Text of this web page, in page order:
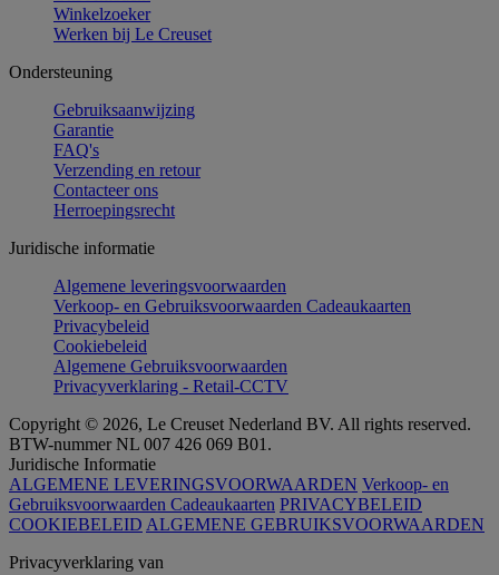
Winkelzoeker
Werken bij Le Creuset
Ondersteuning
Gebruiksaanwijzing
Garantie
FAQ's
Verzending en retour
Contacteer ons
Herroepingsrecht
Juridische informatie
Algemene leveringsvoorwaarden
Verkoop- en Gebruiksvoorwaarden Cadeaukaarten
Privacybeleid
Cookiebeleid
Algemene Gebruiksvoorwaarden
Privacyverklaring - Retail-CCTV
Copyright © 2026, Le Creuset Nederland BV. All rights reserved.
BTW-nummer NL 007 426 069 B01.
Juridische Informatie
ALGEMENE LEVERINGSVOORWAARDEN Verkoop- en
Gebruiksvoorwaarden Cadeaukaarten PRIVACYBELEID
COOKIEBELEID ALGEMENE GEBRUIKSVOORWAARDEN
Privacyverklaring van